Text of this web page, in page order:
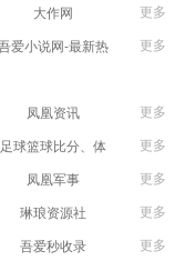
大作网
更多
爱小说网-最新热
更多
凤凰资讯
更多
足球篮球比分、体
育赛果直播|让足球
更多
凤凰军事
更多
琳琅资源社
更多
吾爱秒收录
更多